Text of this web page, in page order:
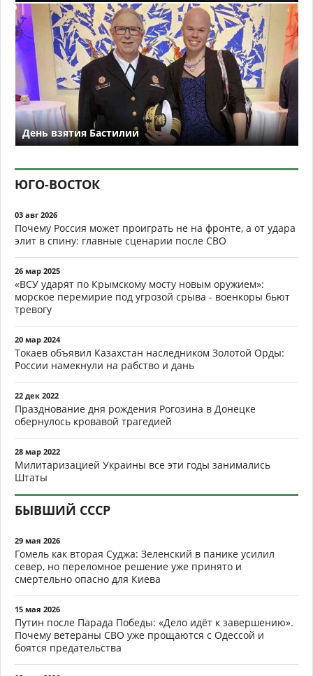
День взятия Бастилии
ЮГО-ВОСТОК
03 авг 2026
Почему Россия может проиграть не на фронте, а от удара
элит в спину: главные сценарии после СВО
26 мар 2025
«ВСУ ударят по Крымскому мосту новым оружием»:
морское перемирие под угрозой срыва - военкоры бьют
тревогу
20 мар 2024
Токаев объявил Казахстан наследником Золотой Орды:
России намекнули на рабство и дань
22 дек 2022
Празднование дня рождения Рогозина в Донецке
обернулось кровавой трагедией
28 мар 2022
Милитаризацией Украины все эти годы занимались
Штаты
БЫВШИЙ СССР
29 мая 2026
Гомель как вторая Суджа: Зеленский в панике усилил
север, но переломное решение уже принято и
смертельно опасно для Киева
15 мая 2026
Путин после Парада Победы: «Дело идёт к завершению».
Почему ветераны СВО уже прощаются с Одессой и
боятся предательства